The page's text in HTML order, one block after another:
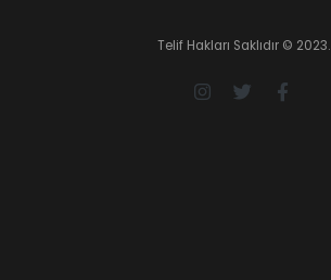
Telif Hakları Saklıdır © 2023.